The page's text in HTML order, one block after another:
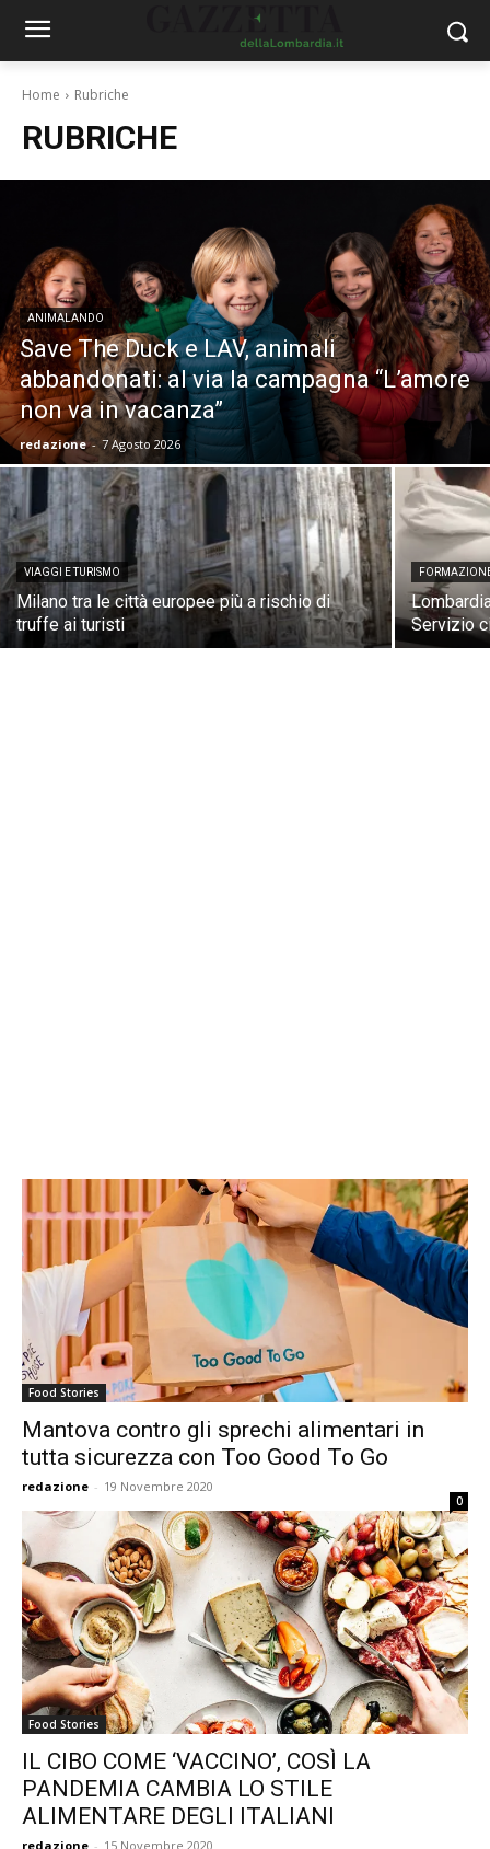
Home Rubriche
RUBRICHE
ANIMALANDO
Save The Duck e LAV, animali
abbandonati: al via la campagna “L’amore
non va in vacanza”
redazione - 7 Agosto 2026
VIAGGI E TURISMO
Milano tra le città europee più a rischio di
truffe ai turisti
Servizio
Food Stories
Mantova contro gli sprechi alimentari in
tutta sicurezza con Too Good To Go
redazione - 19 Novembre 2020
0
Food Stories
IL CIBO COME ‘VACCINO’, COSÌ LA
PANDEMIA CAMBIA LO STILE
ALIMENTARE DEGLI ITALIANI
redazione - 15 Novembre 2020